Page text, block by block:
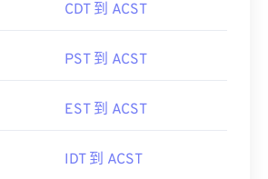
CDT 到 ACST
PST 到 ACST
EST 到 ACST
IDT 到 ACST